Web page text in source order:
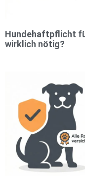
Hundehaftpflicht
wirklich nötig?